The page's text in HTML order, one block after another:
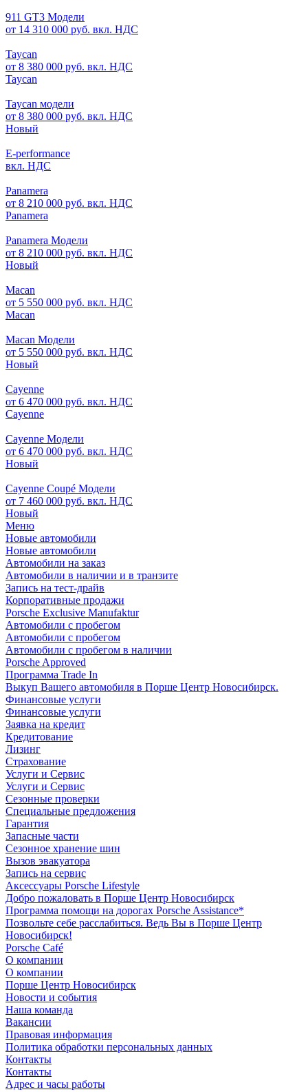
911 GT3 Модели
от 14 310 000 руб. вкл. НДС
Taycan
от 8 380 000 руб. вкл. НДС
Taycan
Taycan модели
от 8 380 000 руб. вкл. НДС
Новый
E-performance
вкл. НДС
Panamera
от 8 210 000 руб. вкл. НДС
Panamera
Panamera Модели
от 8 210 000 руб. вкл. НДС
Новый
Macan
от 5 550 000 руб. вкл. НДС
Macan
Macan Модели
от 5 550 000 руб. вкл. НДС
Новый
Cayenne
от 6 470 000 руб. вкл. НДС
Cayenne
Cayenne Модели
от 6 470 000 руб. вкл. НДС
Новый
Cayenne Coupé Модели
от 7 460 000 руб. вкл. НДС
Новый
Меню
Новые автомобили
Новые автомобили
Автомобили на заказ
Автомобили в наличии и в транзите
Запись на тест-драйв
Корпоративные продажи
Porsche Exclusive Manufaktur
Автомобили с пробегом
Автомобили с пробегом
Автомобили с пробегом в наличии
Porsche Approved
Программа Trade In
Выкуп Вашего автомобиля в Порше Центр Новосибирск.
Финансовые услуги
Финансовые услуги
Заявка на кредит
Кредитование
Лизинг
Страхование
Услуги и Сервис
Услуги и Сервис
Сезонные проверки
Специальные предложения
Гарантия
Запасные части
Сезонное хранение шин
Вызов эвакуатора
Запись на сервис
Аксессуары Porsche Lifestyle
Добро пожаловать в Порше Центр Новосибирск
Программа помощи на дорогах Porsche Assistance*
Позвольте себе расслабиться. Ведь Вы в Порше Центр
Новосибирск!
Porsche Café
О компании
О компании
Порше Центр Новосибирск
Новости и события
Наша команда
Вакансии
Правовая информация
Политика обработки персональных данных
Контакты
Контакты
Адрес и часы работы